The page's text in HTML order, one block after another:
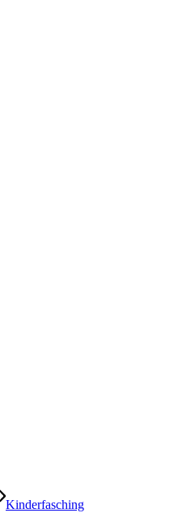
Kinderfasching